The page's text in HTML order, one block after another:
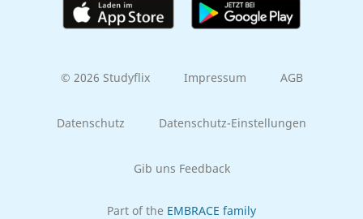
© 2026 Studyflix Impressum AGB
Datenschutz Datenschutz-Einstellungen
Gib uns Feedback
Part of the EMBRACE family